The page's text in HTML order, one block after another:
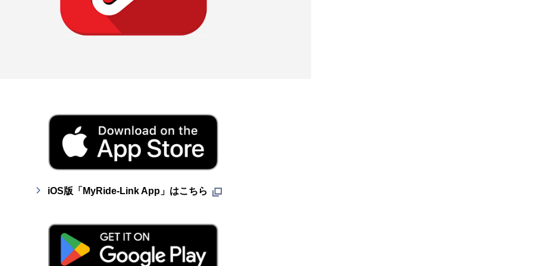
iOS版「MyRide-Link App」はこちら